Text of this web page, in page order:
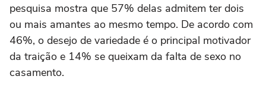
pesquisa mostra que 57% delas admitem ter dois
ou mais amantes ao mesmo tempo. De acordo com
46%, o desejo de variedade é o principal motivador
da traição e 14% se queixam da falta de sexo no
casamento.